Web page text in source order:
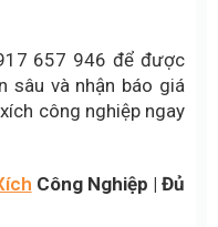
657 946 để được
sâu và nhận báo giá
công nghiệp ngay
Công Nghiệp | Đủ